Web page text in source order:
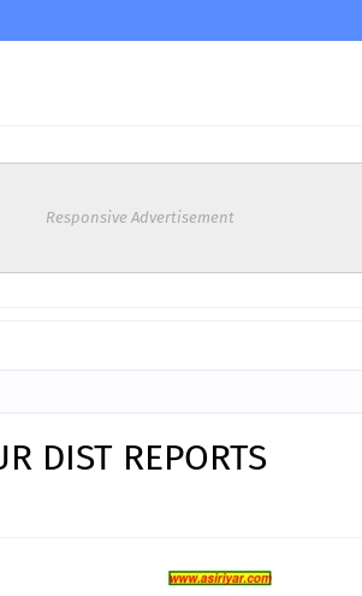
Responsive Advertisement
DIST REPORTS